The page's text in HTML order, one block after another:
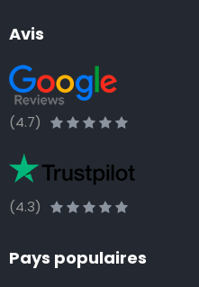
Avis
(4.7)
(4.3)
Pays populaires